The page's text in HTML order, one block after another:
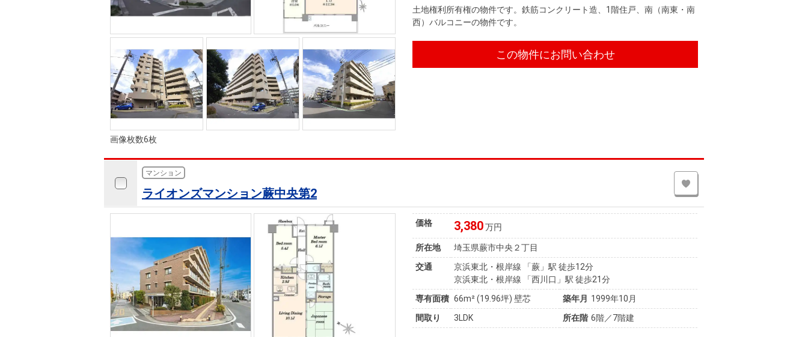
画像枚数6枚
土地権利所有権の物件です。鉄筋コンクリート造、1階住戸、南（南東・南
西）バルコニーの物件です。
この物件にお問い合わせ
マンション
ライオンズマンション蕨中央第2
価格 3,380万円
所在地
埼玉県蕨市中央２丁目
交通
京浜東北・根岸線 「蕨」駅 徒歩12分
京浜東北・根岸線 「西川口」駅 徒歩21分
専有面積 66m²(19.96坪) 壁芯 築年月
1999年10月
間取り
3LDK 所在階 6階／7階建